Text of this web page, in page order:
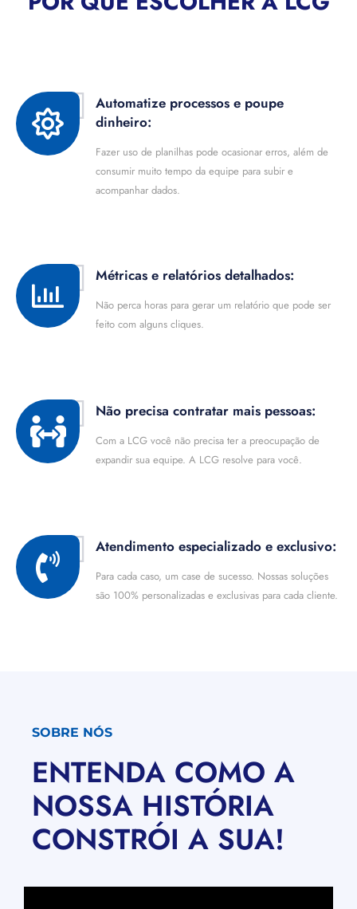
Automatize processos e poupe
dinheiro:
Fazer uso de planilhas pode ocasionar erros, além de
consumir muito tempo da equipe para subir e
acompanhar dados.
Métricas e relatórios detalhados:
Não perca horas para gerar um relatório que pode ser
feito com alguns cliques.
Não precisa contratar mais pessoas:
Com a LCG você não precisa ter a preocupação de
expandir sua equipe. A LCG resolve para você.
Atendimento especializado e exclusivo:
Para cada caso, um case de sucesso. Nossas soluções
são 100% personalizadas e exclusivas para cada cliente.
SOBRE NÓS
ENTENDA COMO A
NOSSA HISTÓRIA
CONSTRÓI A SUA!